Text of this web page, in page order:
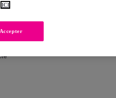
Ajouter au panier
ICI
Accepter